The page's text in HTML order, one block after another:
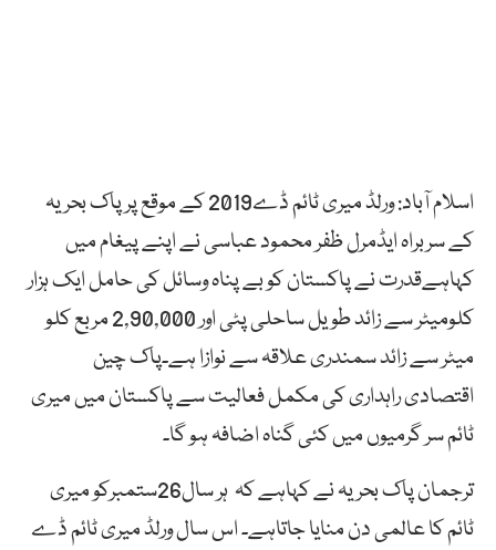
اسلام آباد: ورلڈ میری ٹائم ڈے2019 کے موقع پر پاک بحریہ
کے سربراہ ایڈمرل ظفر محمود عباسی نے اپنے پیغام میں
کہاہےقدرت نے پاکستان کو بے پناہ وسائل کی حامل ایک ہزار
کلومیٹر سے زائد طویل ساحلی پٹی اور 2,90,000 مربع کلو
میٹر سے زائد سمندری علاقہ سے نوازا ہے۔پاک چین
اقتصادی راہداری کی مکمل فعالیت سے پاکستان میں میری
ٹائم سر گرمیوں میں کئی گناہ اضافہ ہو گا۔
ترجمان پاک بحریہ نے کہاہے کہ ہر سال26ستمبرکو میری
ٹائم کا عالمی دن منایا جاتاہے۔ اس سال ورلڈ میری ٹائم ڈے